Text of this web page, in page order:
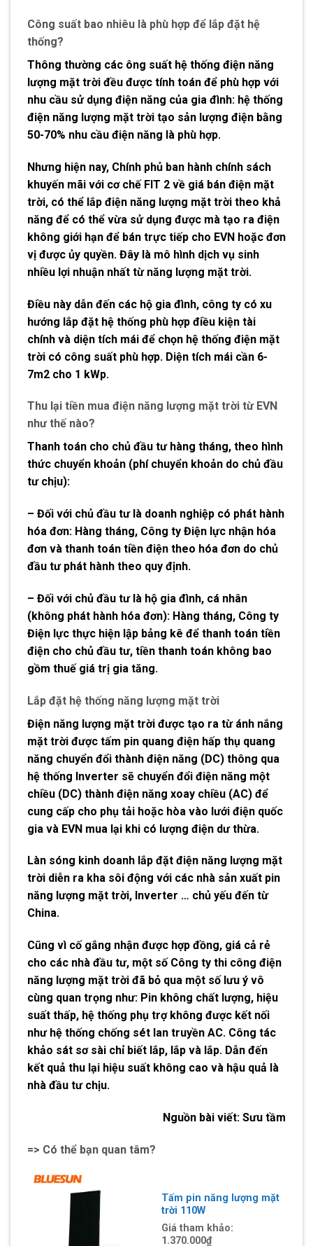
Công suất bao nhiêu là phù hợp để lắp đặt hệ
thống?
Thông thường các ông suất hệ thống điện năng
lượng mặt trời đều được tính toán để phù hợp với
nhu cầu sử dụng điện năng của gia đình: hệ thống
điện năng lượng mặt trời tạo sản lượng điện bằng
50-70% nhu cầu điện năng là phù hợp.
Nhưng hiện nay, Chính phủ ban hành chính sách
khuyến mãi với cơ chế FIT 2 về giá bán điện mặt
trời, có thể lắp điện năng lượng mặt trời theo khả
năng để có thể vừa sử dụng được mà tạo ra điện
không giới hạn để bán trực tiếp cho EVN hoặc đơn
vị được ủy quyền. Đây là mô hình dịch vụ sinh
nhiều lợi nhuận nhất từ năng lượng mặt trời.
Điều này dẫn đến các hộ gia đình, công ty có xu
hướng lắp đặt hệ thống phù hợp điều kiện tài
chính và diện tích mái để chọn hệ thống điện mặt
trời có công suất phù hợp. Diện tích mái cần 6-
7m2 cho 1 kWp.
Thu lại tiền mua điện năng lượng mặt trời từ EVN
như thế nào?
Thanh toán cho chủ đầu tư hàng tháng, theo hình
thức chuyển khoản (phí chuyển khoản do chủ đầu
tư chịu):
– Đối với chủ đầu tư là doanh nghiệp có phát hành
hóa đơn: Hàng tháng, Công ty Điện lực nhận hóa
đơn và thanh toán tiền điện theo hóa đơn do chủ
đầu tư phát hành theo quy định.
– Đối với chủ đầu tư là hộ gia đình, cá nhân
(không phát hành hóa đơn): Hàng tháng, Công ty
Điện lực thực hiện lập bảng kê để thanh toán tiền
điện cho chủ đầu tư, tiền thanh toán không bao
gồm thuế giá trị gia tăng.
Lắp đặt hệ thống năng lượng mặt trời
Điện năng lượng mặt trời được tạo ra từ ánh nắng
mặt trời được tấm pin quang điện hấp thụ quang
năng chuyển đổi thành điện năng (DC) thông qua
hệ thống Inverter sẽ chuyển đổi điện năng một
chiều (DC) thành điện năng xoay chiều (AC) để
cung cấp cho phụ tải hoặc hòa vào lưới điện quốc
gia và EVN mua lại khi có lượng điện dư thừa.
Làn sóng kinh doanh lắp đặt điện năng lượng mặt
trời diễn ra kha sôi động với các nhà sản xuất pin
năng lượng mặt trời, Inverter … chủ yếu đến từ
China.
Cũng vì cố gắng nhận được hợp đồng, giá cả rẻ
cho các nhà đầu tư, một số Công ty thi công điện
năng lượng mặt trời đã bỏ qua một số lưu ý vô
cùng quan trọng như: Pin không chất lượng, hiệu
suất thấp, hệ thống phụ trợ không được kết nối
như hệ thống chống sét lan truyền AC. Công tác
khảo sát sơ sài chỉ biết lắp, lắp và lắp. Dẫn đến
kết quả thu lại hiệu suất không cao và hậu quả là
nhà đầu tư chịu.
Nguồn bài viết: Sưu tầm
=> Có thể bạn quan tâm?
Tấm pin năng lượng mặt
trời 110W
Giá tham khảo:
1.370.000₫